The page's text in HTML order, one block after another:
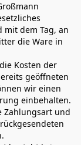
mit dem Tag, an
die Ware in
Kosten der
geöffneten
wir einen
einbehalten.
Zahlungsart und